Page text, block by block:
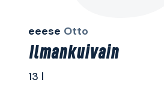
eeese Otto
Ilmankuivain
13 l